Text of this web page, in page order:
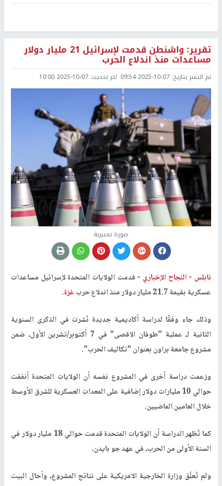
تقرير: واشنطن قدمت لإسرائيل 21 مليار دولار
مساعدات منذ اندلاع الحرب
تم النشر بتاريخ: 2025-10-07 09:54 اخر تحديث: 2025-10-07 10:00
صورة تعبيرية
نابلس -النجاح الإخباري - قدمت الولايات المتحدة لإسرائيل مساعدات
عسكرية بقيمة 21.7 مليار دولار منذ اندلاع حرب
غزة.
وذلك جاء وفقًا لدراسة أكاديمية جديدة نُشرت في الذكرى السنوية
الثانية لـ عملية "طوفان الاقصى" في 7 أكتوبر/تشرين الأول، ضمن
مشروع جامعة براون بعنوان "تكاليف الحرب".
وزعمت دراسة أخرى في المشروع نفسه أن الولايات المتحدة أنفقت
حوالي 10 مليارات دولار إضافية على المعدات العسكرية للشرق الأوسط
خلال العامين الماضيين.
كما تُظهر الدراسة أن الولايات المتحدة قدمت حوالي 18 مليار دولار في
السنة الأولى من الحرب، في عهد جو بايدن.
ولم تُعلّق وزارة الخارجية الامريكية على نتائج المشروع، وأحال البيت